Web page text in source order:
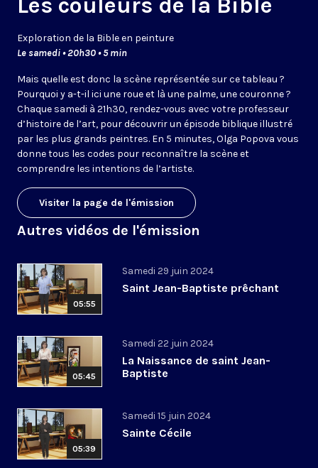
Les couleurs de la Bible
Exploration de la Bible en peinture
Le samedi • 20h30 • 5 min
Mais quelle est donc la scène représentée sur ce tableau ?
Pourquoi y a-t-il ici une roue et là une palme, une couronne ?
Chaque samedi à 21h30, rendez-vous avec votre professeur
d’histoire de l’art, pour découvrir un épisode biblique illustré
par les plus grands peintres. En 5 minutes, Olga Popova vous
donne tous les codes pour reconnaître la scène et
comprendre les intentions de l’artiste.
Visiter la page de l'émission
Autres vidéos de l'émission
05:55
Samedi 29 juin 2024
Saint Jean-Baptiste prêchant
05:45
Samedi 22 juin 2024
La Naissance de saint Jean-
Baptiste
05:39
Samedi 15 juin 2024
Sainte Cécile